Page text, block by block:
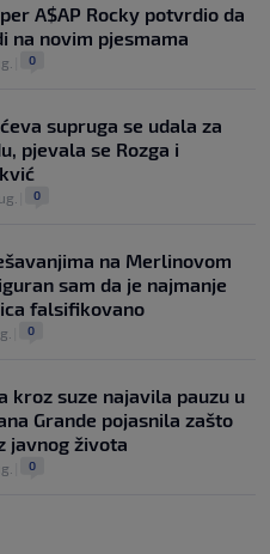
A$AP Rocky potvrdio da
na novim pjesmama
0
supruga se udala za
pjevala se Rozga i
0
na Merlinovom
sam da je najmanje
falsifikovano
0
kroz suze najavila pauzu u
Grande pojasnila zašto
javnog života
0